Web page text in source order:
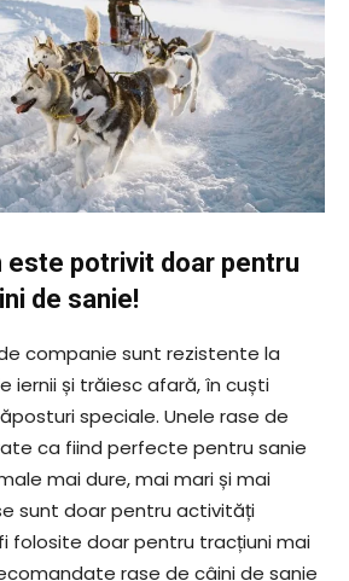
este potrivit doar pentru
de sanie!
companie sunt rezistente la
iernii și trăiesc afară, în cuști
speciale. Unele rase de
ca fiind perfecte pentru sanie
mai dure, mai mari și mai
sunt doar pentru activități
folosite doar pentru tracțiuni mai
rase de câini de sanie